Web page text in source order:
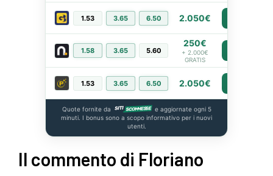
1.53 3.65 6.50 2.050€
1.58 3.65 5.60
250€
+ 2.000€
GRATIS
1.53 3.65 6.50 2.050€
Quote fornite da
e aggiornate ogni 5
minuti. I bonus sono a scopo informativo per i nuovi
utenti.
Il commento di Floriano